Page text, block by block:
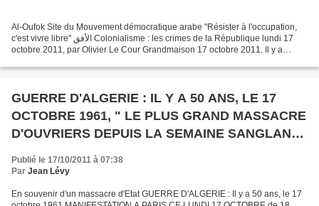
Al-Oufok Site du Mouvement démocratique arabe "Résister à l'occupation,
c'est vivre libre" الأفق Colonialisme : les crimes de la République lundi 17
octobre 2011, par Olivier Le Cour Grandmaison 17 octobre 2011. Il y a
GUERRE D'ALGERIE : IL Y A 50 ANS, LE 17
OCTOBRE 1961, " LE PLUS GRAND MASSACRE
D'OUVRIERS DEPUIS LA SEMAINE SANGLANTE
DE LA COMMUNE DE PARIS DE MAI 1871 "
Publié le 17/10/2011 à 07:38
Par Jean Lévy
En souvenir d'un massacre d'Etat GUERRE D'ALGERIE : Il y a 50 ans, le 17